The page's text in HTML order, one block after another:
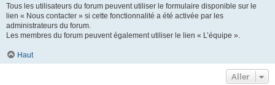
Tous les utilisateurs du forum peuvent utiliser le formulaire disponible sur le
lien « Nous contacter » si cette fonctionnalité a été activée par les
administrateurs du forum.
Les membres du forum peuvent également utiliser le lien « L’équipe ».
Haut
Aller